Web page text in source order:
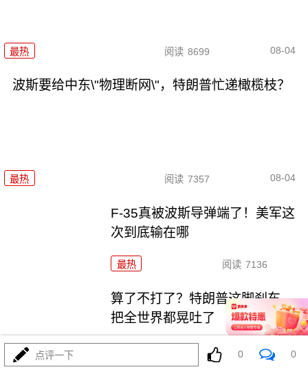
最热 阅读 8699 08-04
波斯要给中东\"物理断网\"，特朗普忙递橄榄枝？
最热 阅读 7357 08-04
F-35真被波斯导弹端了！美军这
次到底输在哪
最热 阅读 7136
算了不打了？特朗普这脚刹车，
把全世界都晃吐了
阅读 15978
点评一下 0 0